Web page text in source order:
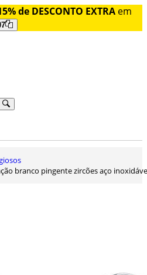
de DESCONTO EXTRA em
branco pingente zircões aço